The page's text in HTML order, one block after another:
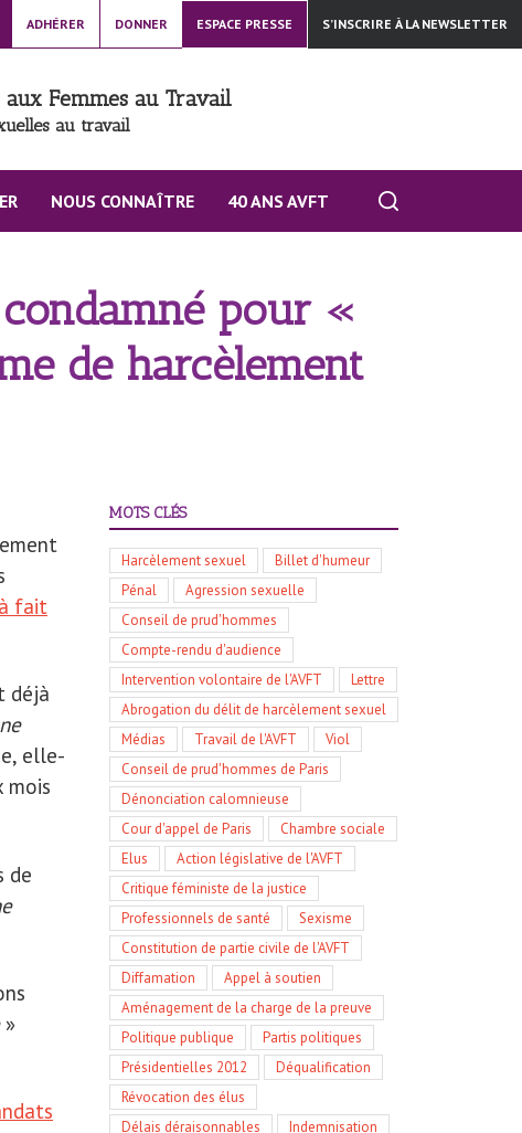
ADHÉRER DONNER ESPACE PRESSE S’INSCRIRE À LA NEWSLETTER
Femmes au Travail
au travail
NOUS CONNAÎTRE 40 ANS AVFT
pour «
de harcèlement
fait
déjà
elle-
mois
de
»
MOTS CLÉS
Harcèlement sexuel
Billet d'humeur
Pénal
Agression sexuelle
Conseil de prud'hommes
Compte-rendu d'audience
Intervention volontaire de l'AVFT
Lettre
Abrogation du délit de harcèlement sexuel
Médias
Travail de l'AVFT
Viol
Conseil de prud'hommes de Paris
Dénonciation calomnieuse
Cour d'appel de Paris
Chambre sociale
Elus
Action législative de l'AVFT
Critique féministe de la justice
Professionnels de santé
Sexisme
Constitution de partie civile de l'AVFT
Diffamation
Appel à soutien
Aménagement de la charge de la preuve
Politique publique
Partis politiques
Présidentielles 2012
Déqualification
Révocation des élus
Délais déraisonnables
Indemnisation